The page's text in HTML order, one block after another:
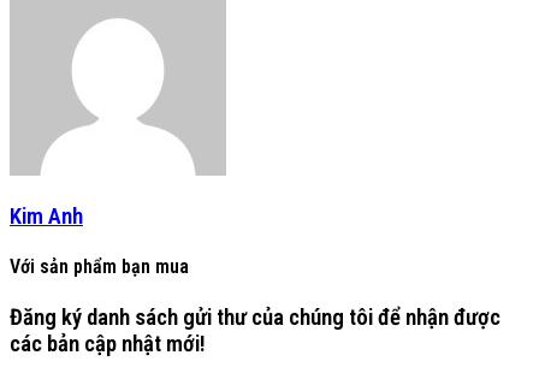
Kim Anh
Với sản phẩm bạn mua
Đăng ký danh sách gửi thư của chúng tôi để nhận được
các bản cập nhật mới!